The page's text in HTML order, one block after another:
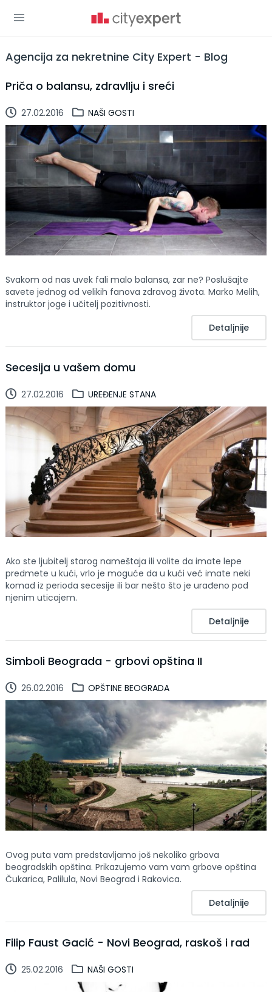
Agencija za nekretnine City Expert - Blog
Priča o balansu, zdravllju i sreći
27.02.2016 NAŠI GOSTI
Svakom od nas uvek fali malo balansa, zar ne? Poslušajte
savete jednog od velikih fanova zdravog života. Marko Melih,
instruktor joge i učitelj pozitivnosti.
Detaljnije
Secesija u vašem domu
27.02.2016 UREĐENJE STANA
Ako ste ljubitelj starog nameštaja ili volite da imate lepe
predmete u kući, vrlo je moguće da u kući već imate neki
komad iz perioda secesije ili bar nešto što je urađeno pod
njenim uticajem.
Detaljnije
Simboli Beograda - grbovi opština II
26.02.2016 OPŠTINE BEOGRADA
Ovog puta vam predstavljamo još nekoliko grbova
beogradskih opština. Prikazujemo vam vam grbove opština
Čukarica, Palilula, Novi Beograd i Rakovica.
Detaljnije
Filip Faust Gacić - Novi Beograd, raskoš i rad
25.02.2016 NAŠI GOSTI